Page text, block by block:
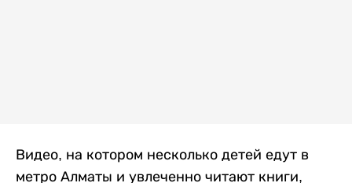
Видео, на котором несколько детей едут в
метро Алматы и увлеченно читают книги,